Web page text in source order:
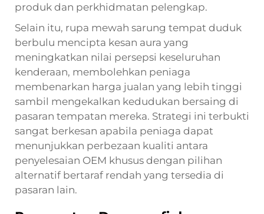
produk dan perkhidmatan pelengkap.
Selain itu, rupa mewah sarung tempat duduk
berbulu mencipta kesan aura yang
meningkatkan nilai persepsi keseluruhan
kenderaan, membolehkan peniaga
membenarkan harga jualan yang lebih tinggi
sambil mengekalkan kedudukan bersaing di
pasaran tempatan mereka. Strategi ini terbukti
sangat berkesan apabila peniaga dapat
menunjukkan perbezaan kualiti antara
penyelesaian OEM khusus dengan pilihan
alternatif bertaraf rendah yang tersedia di
pasaran lain.